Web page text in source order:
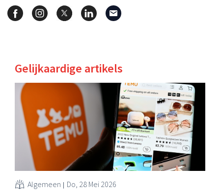
Gelijkaardige artikels
Algemeen Do, 28 Mei 2026